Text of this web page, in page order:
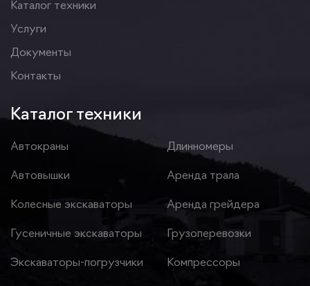
Каталог техники
Услуги
Документы
Контакты
Каталог техники
Автокраны
Автовышки
Колесные экскаваторы
Гусеничные экскаваторы
Экскаваторы-погрузчики
Длинномеры
Аренда трала
Аренда грейдера
Грузоперевозки
Компрессоры